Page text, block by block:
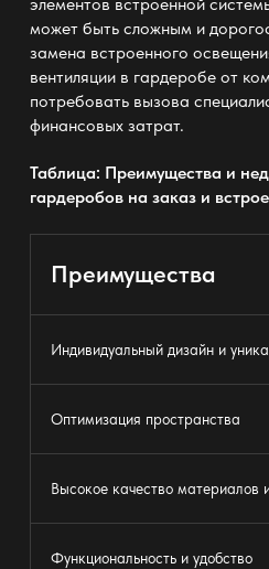
может быть сложным и
замена встроенного
вентиляции в гардеробе от
потребовать вызова
финансовых затрат.
Таблица: Преимущества и
гардеробов на заказ и
Преимущества
Индивидуальный дизайн и
Оптимизация пространства
Высокое качество материалов
Функциональность и удобство